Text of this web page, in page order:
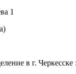
1
в г. Черкесске :